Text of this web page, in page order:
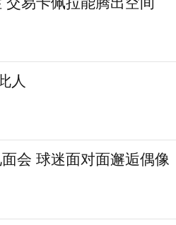
人
会 球迷面对面邂逅偶像